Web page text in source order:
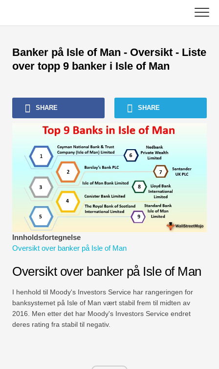
content
Regnskapsopplæring
Excel, VBA og Power BI
Investment Banking Tutorials
Topp bøker
Finans karriereveiledninger
Ressurser for økonomisertifisering
Økonomiske modelleringsveiledninger
Fullstendig format
Risikostyringsveiledninger
Banker på Isle of Man - Oversikt - Liste
over topp 9 banker i Isle of Man
SHARE SHARE
Innholdsfortegnelse
Oversikt over banker på Isle of Man
Oversikt over banker på Isle of Man
I henhold til Moody's Investors Service har rangeringen for
banksystemet på Isle of Man vært stabil frem til midten av
2016. Men etter det har Moody's Investors Service endret
deres rating fra stabil til negativ.